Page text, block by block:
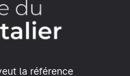
la référence